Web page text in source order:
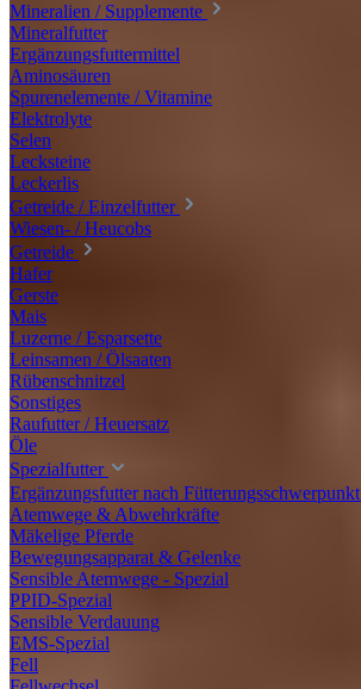
Mineralien / Supplemente
Mineralfutter
Ergänzungsfuttermittel
Aminosäuren
Spurenelemente / Vitamine
Elektrolyte
Selen
Lecksteine
Leckerlis
Getreide / Einzelfutter
Wiesen- / Heucobs
Getreide
Hafer
Gerste
Mais
Luzerne / Esparsette
Leinsamen / Ölsaaten
Rübenschnitzel
Sonstiges
Raufutter / Heuersatz
Öle
Spezialfutter
Ergänzungsfutter nach Fütterungsschwerpunkt
Atemwege & Abwehrkräfte
Mäkelige Pferde
Bewegungsapparat & Gelenke
Sensible Atemwege - Spezial
PPID-Spezial
Sensible Verdauung
EMS-Spezial
Fell